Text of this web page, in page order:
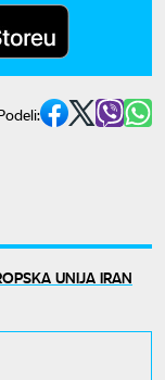
UNIJA IRAN